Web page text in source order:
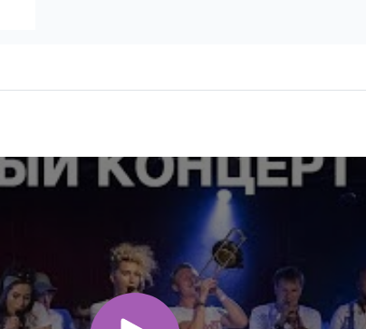
Уменьшенный состав 8 артистов:
Ритм секция (барабаны, бас, гитара, клавиши)
Духовая секция (2 духовых инструмента)